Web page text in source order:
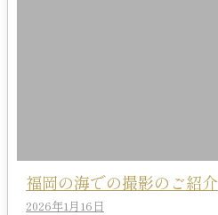
福岡の海での撮影のご紹介
2026年1月16日